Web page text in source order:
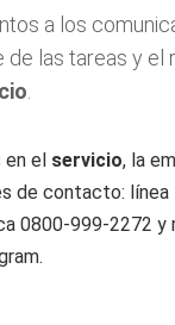
a los
de las tareas y el
en el servicio, la
de contacto:
0800-999-2272 y